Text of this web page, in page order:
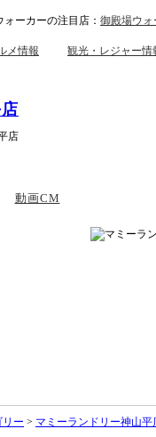
ォーカーの注目店： 御殿場ウ
メ情報 観光・レジャー情
店
動画CM
ー > マミーランドリー神山平